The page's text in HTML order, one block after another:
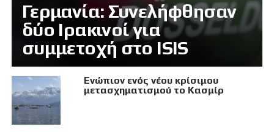
Γερμανία: Συνελήφθησαν
δύο Ιρακινοί για
συμμετοχή στο ISIS
Eνώπιον ενός νέου κρίσιμου
μετασχηματισμού το Κασμίρ